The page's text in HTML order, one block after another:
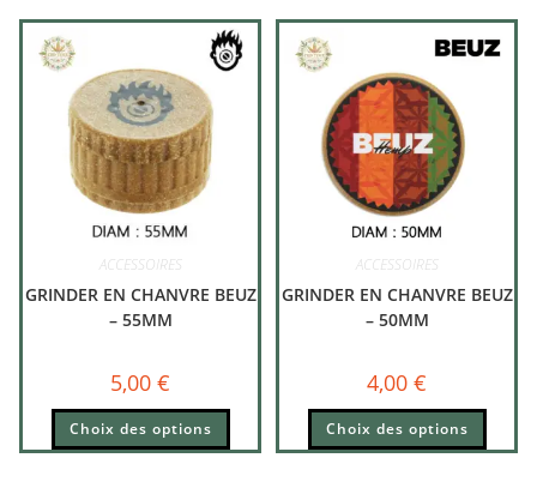
ACCESSOIRES
GRINDER EN CHANVRE BEUZ
– 55MM
5,00 €
Choix des options
ACCESSOIRES
GRINDER EN CHANVRE BEUZ
– 50MM
4,00 €
Choix des options